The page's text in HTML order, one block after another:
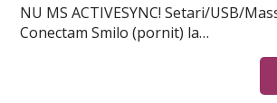
NU MS ACTIVESYNC! Setari/USB/
Conectam Smilo (pornit) la…